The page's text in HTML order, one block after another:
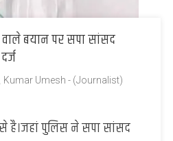
वाले बयान पर सपा सांसद
Kumar Umesh - (Journalist)
है।जहां पुलिस ने सपा सांसद